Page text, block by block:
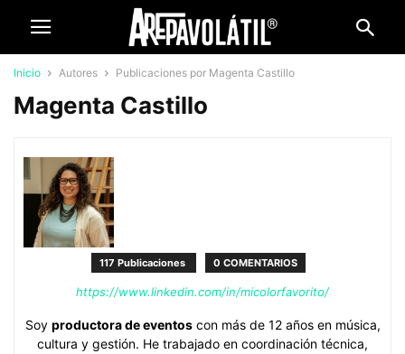
Inicio Autores Publicaciones por Magenta Castillo
Magenta Castillo
117 Publicaciones 0 COMENTARIOS
https://www.linkedin.com/in/micolorfavorito/
Soy productora de eventoscon más de 12 años en música,
cultura y gestión. He trabajado en coordinación técnica,